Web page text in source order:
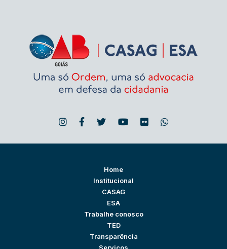
Home
Institucional
CASAG
ESA
Trabalhe conosco
TED
Transparência